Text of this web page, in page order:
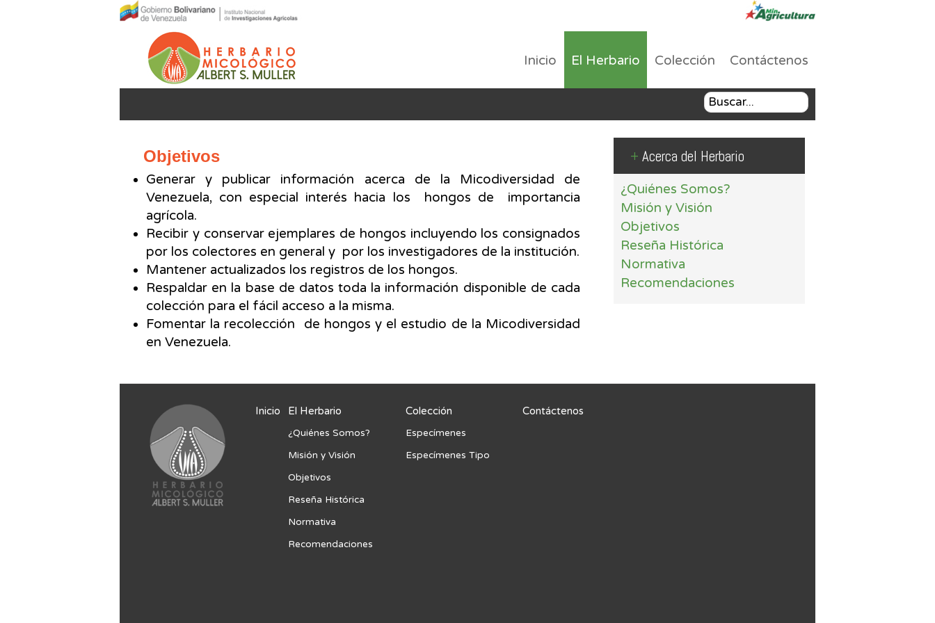
Inicio El Herbario Colección Contáctenos
Objetivos
Generar y publicar información acerca de la Micodiversidad de
Venezuela, con especial interés hacia los hongos de importancia
agrícola.
Recibir y conservar ejemplares de hongos incluyendo los consignados
por los colectores en general y por los investigadores de la institución.
Mantener actualizados los registros de los hongos.
Respaldar en la base de datos toda la información disponible de cada
colección para el fácil acceso a la misma.
Fomentar la recolección de hongos y el estudio de la Micodiversidad
en Venezuela.
+ Acerca del Herbario
¿Quiénes Somos?
Misión y Visión
Objetivos
Reseña Histórica
Normativa
Recomendaciones
Inicio El Herbario
¿Quiénes Somos?
Misión y Visión
Objetivos
Reseña Histórica
Normativa
Recomendaciones
Colección
Especímenes
Especímenes Tipo
Contáctenos